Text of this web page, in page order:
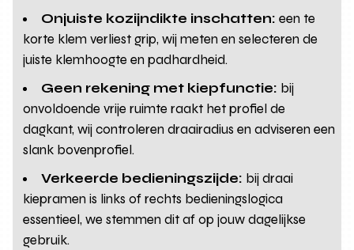
Onjuiste kozijndikte inschatten: een te
korte klem verliest grip, wij meten en selecteren de
juiste klemhoogte en padhardheid.
Geen rekening met kiepfunctie: bij
onvoldoende vrije ruimte raakt het profiel de
dagkant, wij controleren draairadius en adviseren een
slank bovenprofiel.
Verkeerde bedieningszijde: bij draai
kiepramen is links of rechts bedieningslogica
essentieel, we stemmen dit af op jouw dagelijkse
gebruik.